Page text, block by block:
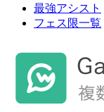
最強アシスト
フェス限一覧